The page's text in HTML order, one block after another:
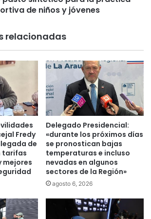
de niños y jóvenes
relacionadas
Fredy
de
tarifas
mejores
Delegado Presidencial:
«durante los próximos días
se pronostican bajas
temperaturas e incluso
nevadas en algunos
sectores de la Región»
agosto 6, 2026